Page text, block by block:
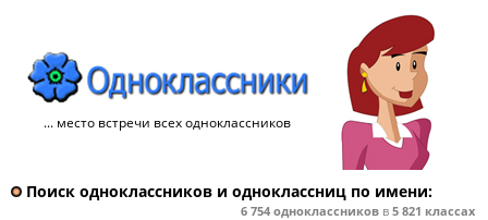
... место встречи всех одноклассников
Поиск одноклассников и одноклассниц по имени:
6 754 одноклассниковв 5 821 классах